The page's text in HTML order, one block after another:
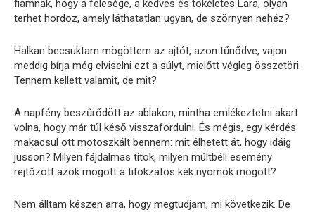
fiamnak, hogy a felesége, a kedves és tökéletes Lara, olyan
terhet hordoz, amely láthatatlan ugyan, de szörnyen nehéz?
Halkan becsuktam mögöttem az ajtót, azon tűnődve, vajon
meddig bírja még elviselni ezt a súlyt, mielőtt végleg összetöri.
Tennem kellett valamit, de mit?
A napfény beszűrődött az ablakon, mintha emlékeztetni akart
volna, hogy már túl késő visszafordulni. És mégis, egy kérdés
makacsul ott motoszkált bennem: mit élhetett át, hogy idáig
jusson? Milyen fájdalmas titok, milyen múltbéli esemény
rejtőzött azok mögött a titokzatos kék nyomok mögött?
Nem álltam készen arra, hogy megtudjam, mi következik. De